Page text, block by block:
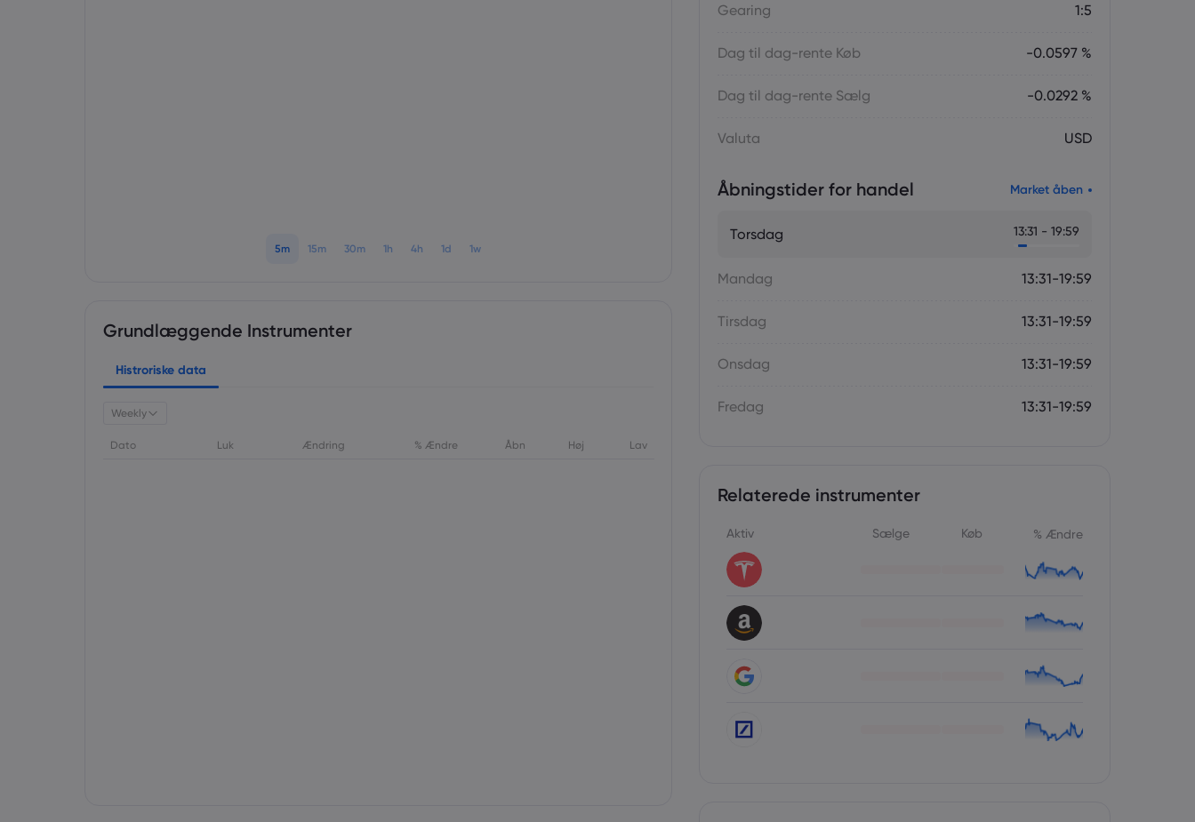
5m 15m 30m 1h 4h 1d 1w
Grundlæggende Instrumenter
Histroriske data
Weekly
Dato Luk Ændring % Ændre Åbn Høj Lav
Gearing 1:5
Dag til dag-rente Køb -0.0597 %
Dag til dag-rente Sælg -0.0292 %
Valuta USD
Åbningstider for handel Market åben
Torsdag 13:31 - 19:59
Mandag 13:31-19:59
Tirsdag 13:31-19:59
Onsdag 13:31-19:59
Fredag 13:31-19:59
Relaterede instrumenter
Aktiv Sælge Køb % Ændre